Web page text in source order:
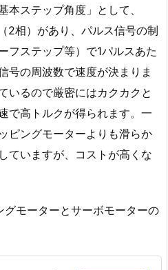
本ステップ角度」として、
2相）があり、パルス信号の制
フステップ等）で1パルスあた
号の周波数で速度が決まりま
いるので厳密にはカクカクと
で高トルクが得られます。一
ピングモーターよりも滑らか
ていますが、コストが高くな
モーターとサーボモーターの